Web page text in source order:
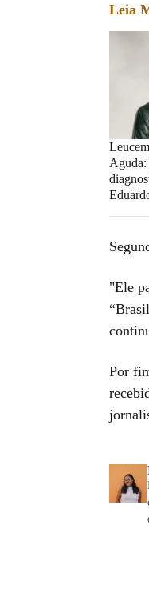
Leia
Aguda:
"Ele
Por